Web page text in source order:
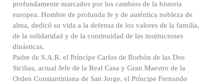
profundamente marcados por los cambios de la historia
europea. Hombre de profunda fe y de auténtica nobleza de
alma, dedicó su vida a la defensa de los valores de la familia,
de la solidaridad y de la continuidad de las instituciones
dinásticas.
Padre de S.A.R. el Príncipe Carlos de Borbón de las Dos
Sicilias, actual Jefe de la Real Casa y Gran Maestro de la
Orden Constantiniana de San Jorge, el Príncipe Fernando